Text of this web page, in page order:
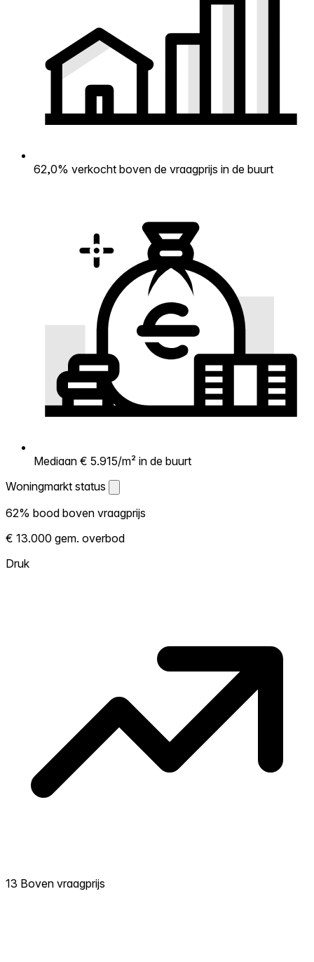
62,0% verkocht boven de vraagprijs in de buurt
Mediaan € 5.915/m² in de buurt
Woningmarkt status
Woningmarkt status
Laat zien hoe competitief de markt hier is.
Hoe meer woningen boven vraagprijs
verkopen, hoe heter. Heet? Verwacht
62% bood boven vraagprijs
€ 13.000 gem. overbod
Druk
13 Boven vraagprijs